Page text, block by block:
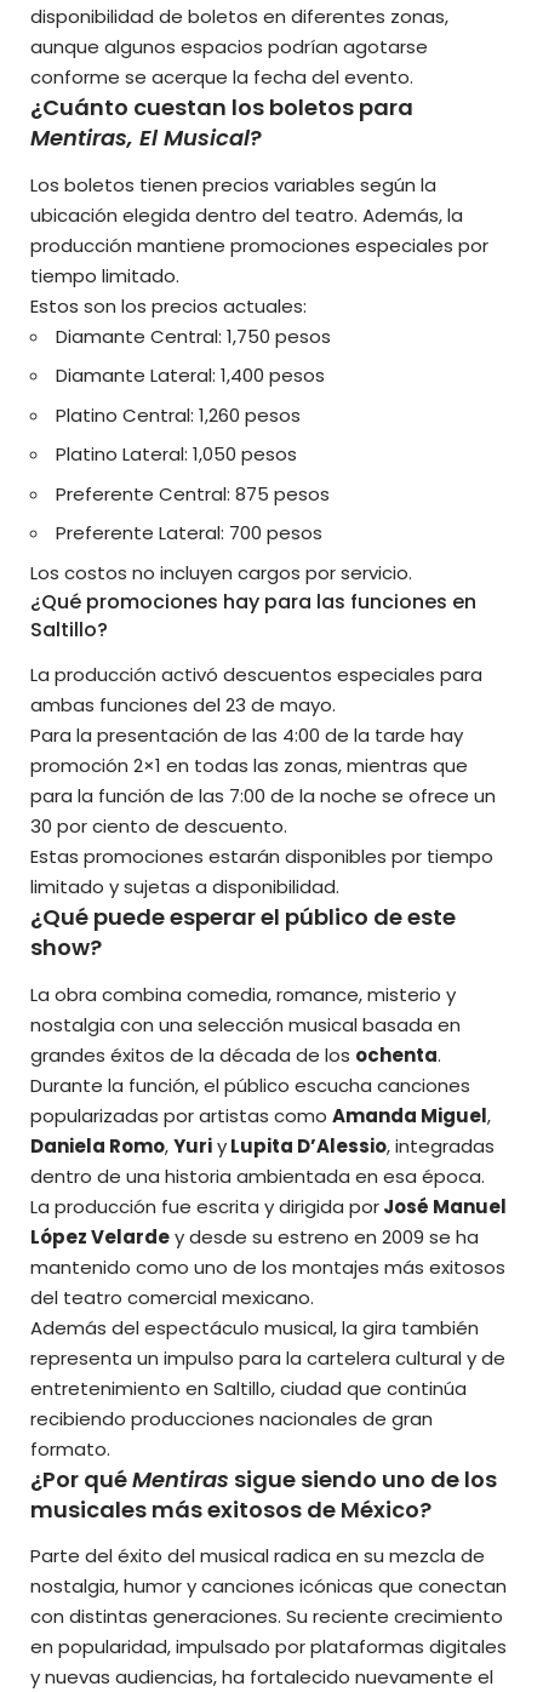
disponibilidad de boletos en diferentes zonas,
aunque algunos espacios podrían agotarse
conforme se acerque la fecha del evento.
¿Cuánto cuestan los boletos para
Mentiras, El Musical?
Los boletos tienen precios variables según la
ubicación elegida dentro del teatro. Además, la
producción mantiene promociones especiales por
tiempo limitado.
Estos son los precios actuales:
Diamante Central: 1,750 pesos
Diamante Lateral: 1,400 pesos
Platino Central: 1,260 pesos
Platino Lateral: 1,050 pesos
Preferente Central: 875 pesos
Preferente Lateral: 700 pesos
Los costos no incluyen cargos por servicio.
¿Qué promociones hay para las funciones en
Saltillo?
La producción activó descuentos especiales para
ambas funciones del 23 de mayo.
Para la presentación de las 4:00 de la tarde hay
promoción 2×1 en todas las zonas, mientras que
para la función de las 7:00 de la noche se ofrece un
30 por ciento de descuento.
Estas promociones estarán disponibles por tiempo
limitado y sujetas a disponibilidad.
¿Qué puede esperar el público de este
show?
La obra combina comedia, romance, misterio y
nostalgia con una selección musical basada en
grandes éxitos de la década de los ochenta.
Durante la función, el público escucha canciones
popularizadas por artistas como Amanda Miguel,
Daniela Romo,YuriyLupita D’Alessio, integradas
dentro de una historia ambientada en esa época.
La producción fue escrita y dirigida porJosé Manuel
López Velardey desde su estreno en 2009 se ha
mantenido como uno de los montajes más exitosos
del teatro comercial mexicano.
Además del espectáculo musical, la gira también
representa un impulso para la cartelera cultural y de
entretenimiento en Saltillo, ciudad que continúa
recibiendo producciones nacionales de gran
formato.
¿Por quéMentiras sigue siendo uno de los
musicales más exitosos de México?
Parte del éxito del musical radica en su mezcla de
nostalgia, humor y canciones icónicas que conectan
con distintas generaciones. Su reciente crecimiento
en popularidad, impulsado por plataformas digitales
y nuevas audiencias, ha fortalecido nuevamente el